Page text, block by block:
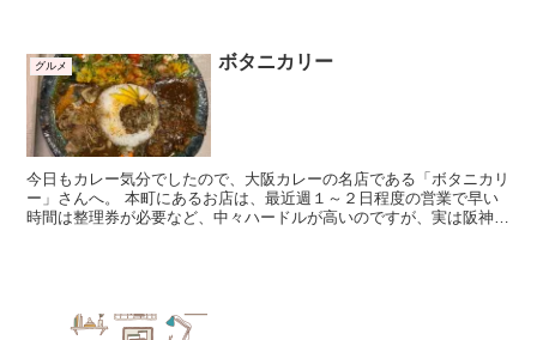
グルメ ボタニカリー
今日もカレー気分でしたので、大阪カレーの名店である「ボタニカリ
ー」さんへ。 本町にあるお店は、最近週１～２日程度の営業で早い
時間は整理券が必要など、中々ハードルが高いのですが、実は阪神百